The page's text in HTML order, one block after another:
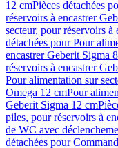
12 cmPièces détachées
réservoirs à encastrer
secteur, pour réservoirs
détachées pour Pour
encastrer Geberit Sigma
réservoirs à encastrer
Pour alimentation sur
Omega 12 cmPour
Geberit Sigma 12 cm
piles, pour réservoirs à
de WC avec
détachées pour